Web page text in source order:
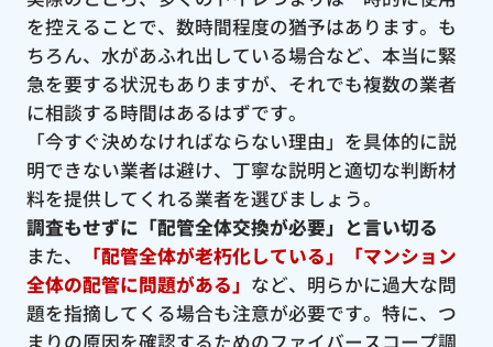
を控えることで、数時間程度の猶予はあります。も
ちろん、水があふれ出している場合など、本当に緊
急を要する状況もありますが、それでも複数の業者
に相談する時間はあるはずです。
「今すぐ決めなければならない理由」を具体的に説
明できない業者は避け、丁寧な説明と適切な判断材
料を提供してくれる業者を選びましょう。
調査もせずに「配管全体交換が必要」と言い切る
また、
「配管全体が老朽化している」「マンション
全体の配管に問題がある」 など、明らかに過大な問
題を指摘してくる場合も注意が必要です。特に、つ